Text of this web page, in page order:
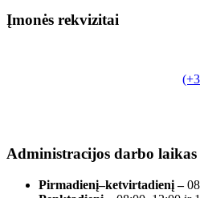
Įmonės rekvizitai
Administracijos darbo laikas
Pirmadienį–ketvirtadienį –